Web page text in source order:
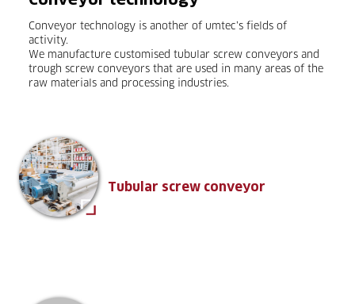
Conveyor technology is another of umtec’s fields of
activity.
We manufacture customised tubular screw conveyors and
trough screw conveyors that are used in many areas of the
raw materials and processing industries.
Tubular screw conveyor